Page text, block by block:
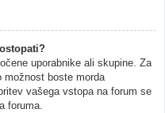
uporabnike ali skupine. Za
možnost boste morda
vašega vstopa na forum se
foruma.